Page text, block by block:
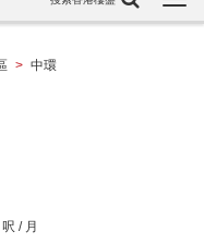
> 中環
/ 月